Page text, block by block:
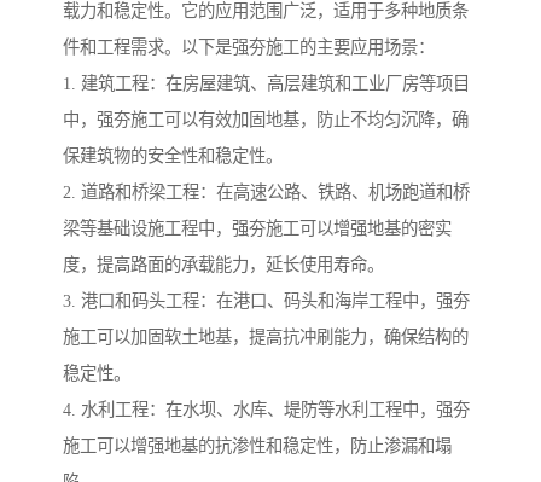
载力和稳定性。它的应用范围广泛，适用于多种地质条
件和工程需求。以下是强夯施工的主要应用场景：
1. 建筑工程：在房屋建筑、高层建筑和工业厂房等项目
中，强夯施工可以有效加固地基，防止不均匀沉降，确
保建筑物的安全性和稳定性。
2. 道路和桥梁工程：在高速公路、铁路、机场跑道和桥
梁等基础设施工程中，强夯施工可以增强地基的密实
度，提高路面的承载能力，延长使用寿命。
3. 港口和码头工程：在港口、码头和海岸工程中，强夯
施工可以加固软土地基，提高抗冲刷能力，确保结构的
稳定性。
4. 水利工程：在水坝、水库、堤防等水利工程中，强夯
施工可以增强地基的抗渗性和稳定性，防止渗漏和塌